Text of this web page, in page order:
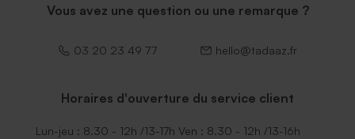
Vous avez une question ou une remarque ?
03 20 23 49 77 hello@tadaaz.fr
Horaires d'ouverture du service client
Lun-jeu : 8.30 - 12h /13-17h Ven : 8.30 - 12h /13-16h